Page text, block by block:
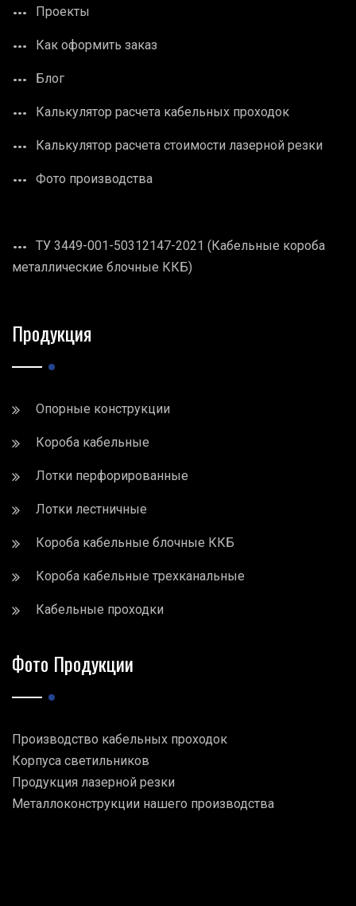
Проекты
Как оформить заказ
Блог
Калькулятор расчета кабельных проходок
Калькулятор расчета стоимости лазерной резки
Фото производства
ТУ 3449-001-50312147-2021 (Кабельные короба
металлические блочные ККБ)
Продукция
Опорные конструкции
Короба кабельные
Лотки перфорированные
Лотки лестничные
Короба кабельные блочные ККБ
Короба кабельные трехканальные
Кабельные проходки
Фото Продукции
Производство кабельных проходок
Корпуса светильников
Продукция лазерной резки
Металлоконструкции нашего производства